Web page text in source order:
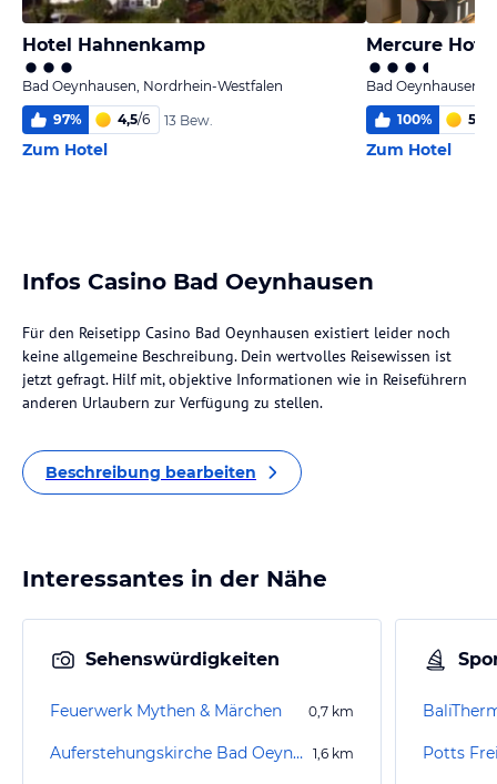
Hotel Hahnenkamp
Bad Oeynhausen, Nordrhein-Westfalen
97% 4,5/6 13 Bew.
Zum Hotel
Mercure
Bad Oeynhausen,
100% 5,3
Zum Hotel
Infos Casino Bad Oeynhausen
Für den Reisetipp Casino Bad Oeynhausen existiert leider noch
keine allgemeine Beschreibung. Dein wertvolles Reisewissen ist
jetzt gefragt. Hilf mit, objektive Informationen wie in Reiseführern
anderen Urlaubern zur Verfügung zu stellen.
Beschreibung bearbeiten
Interessantes in der Nähe
Sehenswürdigkeiten
Feuerwerk Mythen & Märchen 0,7 km
Auferstehungskirche Bad Oeynhausen 1,6 km Potts